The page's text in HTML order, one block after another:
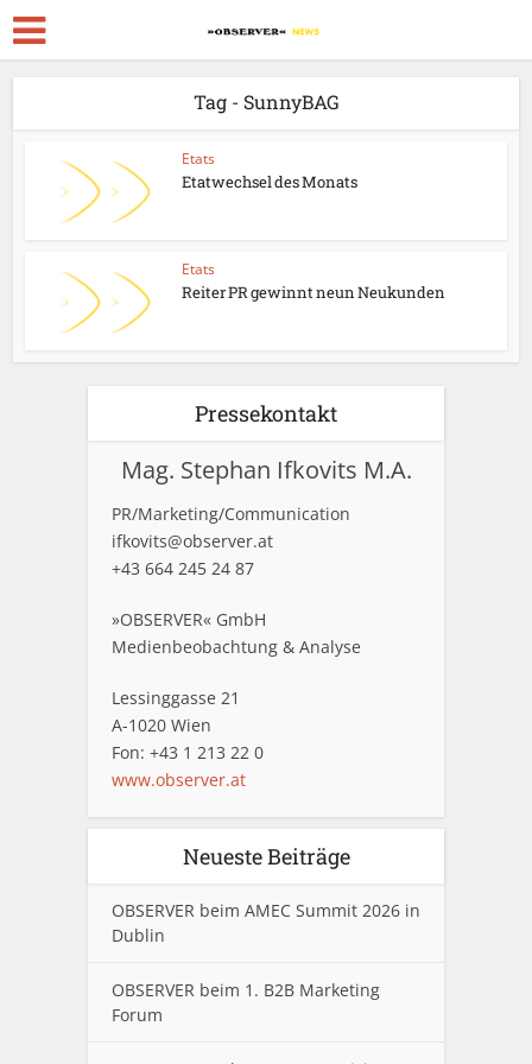
Tag - SunnyBAG
Etats
Etatwechsel des Monats
Etats
Reiter PR gewinnt neun Neukunden
Pressekontakt
Mag. Stephan Ifkovits M.A.
PR/Marketing/Communication
ifkovits@observer.at
+43 664 245 24 87
»OBSERVER« GmbH
Medienbeobachtung & Analyse
Lessinggasse 21
A-1020 Wien
Fon: +43 1 213 22 0
www.observer.at
Neueste Beiträge
OBSERVER beim AMEC Summit 2026 in
Dublin
OBSERVER beim 1. B2B Marketing
Forum